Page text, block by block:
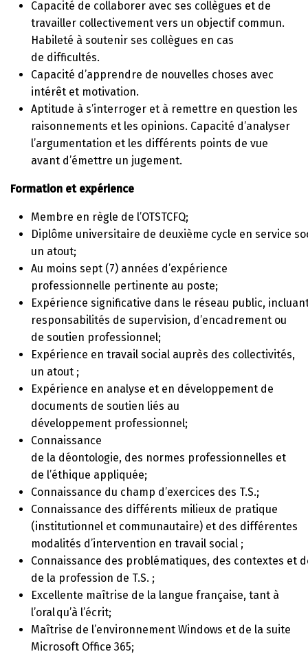
Capacité de collaborer avec ses collègues et de
travailler collectivement vers un objectif commun.
Habileté à soutenir ses collègues en cas
de difficultés.
Capacité d’apprendre de nouvelles choses avec
intérêt et motivation.
Aptitude à s’interroger et à remettre en question les
raisonnements et les opinions. Capacité d’analyser
l’argumentation et les différents points de vue
avant d’émettre un jugement.
Formation et expérience
Membre en règle de l’OTSTCFQ;
Diplôme universitaire de deuxième cycle en service
un atout;
Au moins sept (7) années d’expérience
professionnelle pertinente au poste;
Expérience significative dans le réseau public,
responsabilités de supervision, d’encadrement ou
de soutien professionnel;
Expérience en travail social auprès des collectivités,
un atout ;
Expérience en analyse et en développement de
documents de soutien liés au
développement professionnel;
Connaissance
de la déontologie, des normes professionnelles et
de l’éthique appliquée;
Connaissance du champ d’exercices des T.S.;
Connaissance des différents milieux de pratique
(institutionnel et communautaire) et des différentes
modalités d’intervention en travail social ;
Connaissance des problématiques, des contextes et
de la profession de T.S. ;
Excellente maîtrise de la langue française, tant à
l’oral qu’à l’écrit;
Maîtrise de l’environnement Windows et de la suite
Microsoft Office 365;